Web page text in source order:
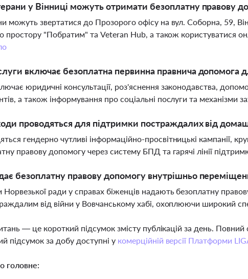
у Вінниці можуть отримати безоплатну правову
можуть звертатися до Прозорого офісу на вул. Соборна, 59,
простору "Побратим" та Veteran Hub, а також користуватися
включає безоплатна первинна правнича допомога
юридичні консультації, роз'яснення законодавства,
а також інформування про соціальні послуги та механізми
проводяться для підтримки постраждалих від
гендерно чутливі інформаційно-просвітницькі кампанії,
правову допомогу через систему БПД та гарячі лінії
безоплатну правову допомогу внутрішньо
ради у справах біженців надають безоплатну
від війни у Вовчанському хабі, охоплюючи широкий
— це короткий підсумок змісту публікацій за день.
підсумок за добу доступні у комерційній версії Платформи
головне: